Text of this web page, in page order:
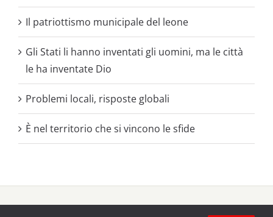
Il patriottismo municipale del leone
Gli Stati li hanno inventati gli uomini, ma le città
le ha inventate Dio
Problemi locali, risposte globali
È nel territorio che si vincono le sfide